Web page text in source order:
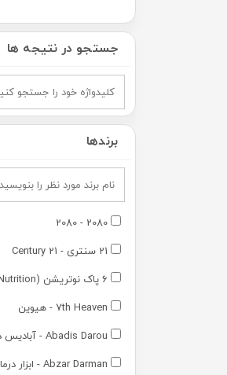
جستجو در نتیجه ها
برندها
2080 - 2080
21 سنتری - 21 Century
6 پاک نوتریشن (six pack Nutrition)
7th Heaven - هیوین
Abadis Darou - آبادیس دارو
Abzar Darman - ابزار درمان